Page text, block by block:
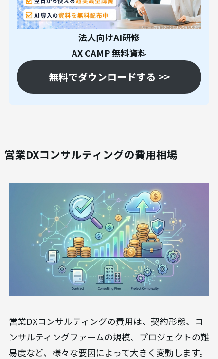
法人向けAI研修
AX CAMP 無料資料
無料でダウンロードする >>
営業DXコンサルティングの費用相場
営業DXコンサルティングの費用は、契約形態、コ
ンサルティングファームの規模、プロジェクトの難
易度など、様々な要因によって大きく変動します。